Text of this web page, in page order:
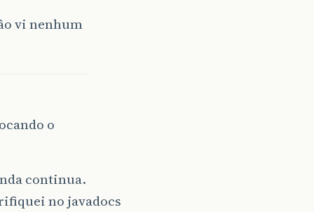
vi nenhum
o
continua.
no javadocs